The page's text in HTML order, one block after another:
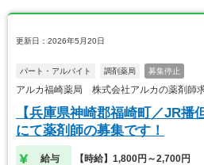
更新日：2026年5月20日
パート・アルバイト 調剤薬局 募集停止
アルカ福崎薬局 株式会社アルカの薬剤師
【兵庫県神崎郡福崎町／JR播
にて薬剤師の募集です！
給与 【時給】1,800円～2,700円